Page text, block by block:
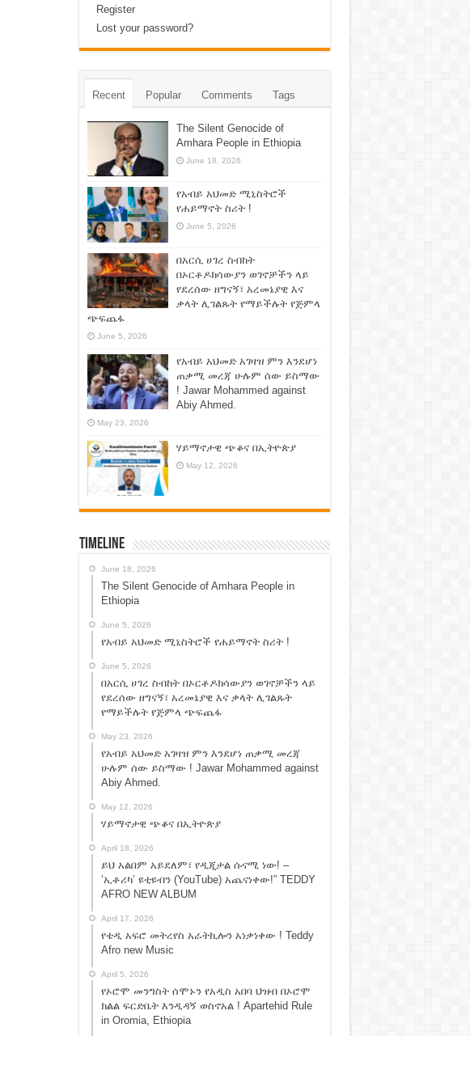
Register
Lost your password?
Recent Popular Comments Tags
The Silent Genocide of
Amhara People in Ethiopia
June 18, 2026
የአብይ አህመድ ሚኒስትሮች
የሐይማኖት ስሪት !
June 5, 2026
በአርሲ ሀገረ ስብከት
በኦርቶዶክሳውያን ወገኖቻችን ላይ
የደረሰው ዘግናኝ፣ አረመኔያዊ እና
ቃላት ሊገልጹት የማይችሉት የጅምላ
ጭፍጨፋ
June 5, 2026
የአብይ አህመድ አገዛዝ ምን እንደሆነ
ጠቃሚ መረጃ ሁሉም ሰው ይስማው
! Jawar Mohammed against
Abiy Ahmed.
May 23, 2026
ሃይማኖታዊ ጭቆና በኢትዮጵያ
May 12, 2026
Timeline
June 18, 2026
The Silent Genocide of Amhara People in
Ethiopia
June 5, 2026
የአብይ አህመድ ሚኒስትሮች የሐይማኖት ስሪት !
June 5, 2026
በአርሲ ሀገረ ስብከት በኦርቶዶክሳውያን ወገኖቻችን ላይ
የደረሰው ዘግናኝ፣ አረመኔያዊ እና ቃላት ሊገልጹት
የማይችሉት የጅምላ ጭፍጨፋ
May 23, 2026
የአብይ አህመድ አገዛዝ ምን እንደሆነ ጠቃሚ መረጃ
ሁሉም ሰው ይስማው ! Jawar Mohammed against
Abiy Ahmed.
May 12, 2026
ሃይማኖታዊ ጭቆና በኢትዮጵያ
April 18, 2026
ይህ አልበም አይደለም፣ የዲጂታል ሱናሚ ነው! –
‘ኢቶሪካ’ ዩቲዩብን (YouTube) አጨናነቀው!” TEDDY
AFRO NEW ALBUM
April 17, 2026
የቴዲ አፍሮ መትረየስ አራትኪሎን አነቃነቀው ! Teddy
Afro new Music
April 5, 2026
የኦሮሞ መንግስት ሰሞኑን የአዲስ አበባ ህዝብ በኦሮሞ
ክልል ፍርድቤት እንዲዳኝ ወስኖአል ! Apartehid Rule
in Oromia, Ethiopia